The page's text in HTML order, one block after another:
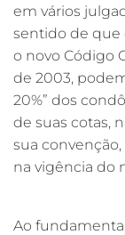
em vários
sentido de que
o novo Código
de 2003,
20%” dos
de suas cotas,
sua
na vigência do
Ao fundamentar